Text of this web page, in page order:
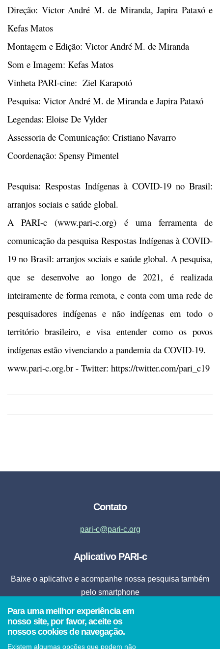
Direção: Victor André M. de Miranda, Japira Pataxó e
Kefas Matos
Montagem e Edição: Victor André M. de Miranda
Som e Imagem: Kefas Matos
Vinheta PARI-cine: Ziel Karapotó
Pesquisa: Victor André M. de Miranda e Japira Pataxó
Legendas: Eloise De Vylder
Assessoria de Comunicação: Cristiano Navarro
Coordenação: Spensy Pimentel
Pesquisa: Respostas Indígenas à COVID-19 no Brasil:
arranjos sociais e saúde global.
A PARI-c (www.pari-c.org) é uma ferramenta de
comunicação da pesquisa Respostas Indígenas à COVID-
19 no Brasil: arranjos sociais e saúde global. A pesquisa,
que se desenvolve ao longo de 2021, é realizada
inteiramente de forma remota, e conta com uma rede de
pesquisadores indígenas e não indígenas em todo o
território brasileiro, e visa entender como os povos
indígenas estão vivenciando a pandemia da COVID-19.
www.pari-c.org.br - Twitter: https://twitter.com/pari_c19
Contato
pari-c@pari-c.org
Aplicativo PARI-c
Baixe o aplicativo e acompanhe nossa pesquisa também
pelo smartphone
Fazer Download
Para uma mellhor experiência em
nosso site, por favor, aceite os
nossos cookies de navegação.
Existem algumas opções que podem não